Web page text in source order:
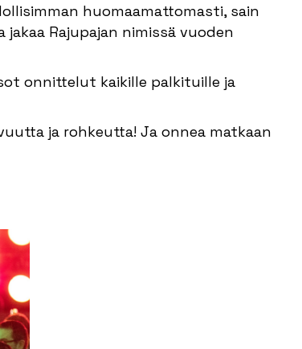
huomaamattomasti, sain
jakaa Rajupajan nimissä vuoden
onnittelut kaikille palkituille ja
ja rohkeutta! Ja onnea matkaan